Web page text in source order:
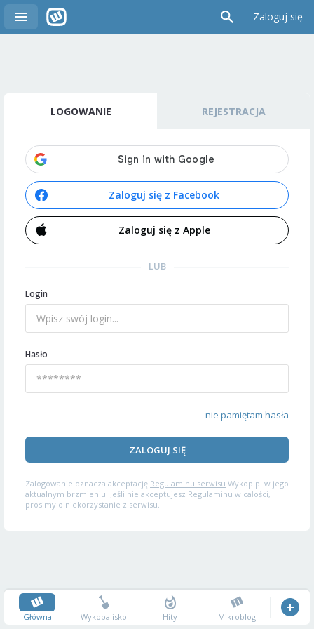
Zaloguj się
LOGOWANIE REJESTRACJA
Zaloguj się z Facebook
Zaloguj się z Apple
LUB
Login
Hasło
nie pamiętam hasła
ZALOGUJ SIĘ
Zalogowanie oznacza akceptację Regulaminu serwisu Wykop.pl w jego
aktualnym brzmieniu. Jeśli nie akceptujesz Regulaminu w całości,
prosimy o niekorzystanie z serwisu.
Główna Wykopalisko Hity Mikroblog